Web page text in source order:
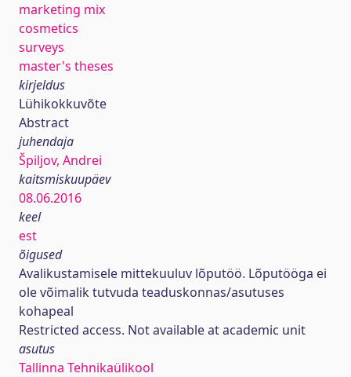
marketing mix
cosmetics
surveys
master's theses
kirjeldus
Lühikokkuvõte
Abstract
juhendaja
Špiljov, Andrei
kaitsmiskuupäev
08.06.2016
keel
est
õigused
Avalikustamisele mittekuuluv lõputöö. Lõputööga ei
ole võimalik tutvuda teaduskonnas/asutuses
kohapeal
Restricted access. Not available at academic unit
asutus
Tallinna Tehnikaülikool